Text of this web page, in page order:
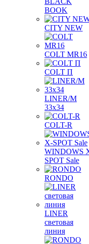
BOOK
CITY NEW
COLT MR16
COLT П
LINER/М
33х34
COLT-R
WINDOWS
SPOT Sale
RONDO
LINER
световая
линия